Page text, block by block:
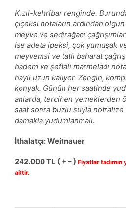
Kızıl-kehribar renginde.
çiçeksi notaların ardından
meyve ve sedirağacı
ise adeta ipeksi, çok yumuşak
meyvemsi ve tatlı baharat
badem ve şeftali marmeladı
hayli uzun kalıyor. Zengin,
konyak. Günün her saatinde
anlarda, tercihen yemeklerden
saat sonra buzlu suyla nötralize
damakla yudumlanmalı.
İthalatçı: Weitnauer
242.000TL ( + – ) Fiyatlar tadımın
aittir.